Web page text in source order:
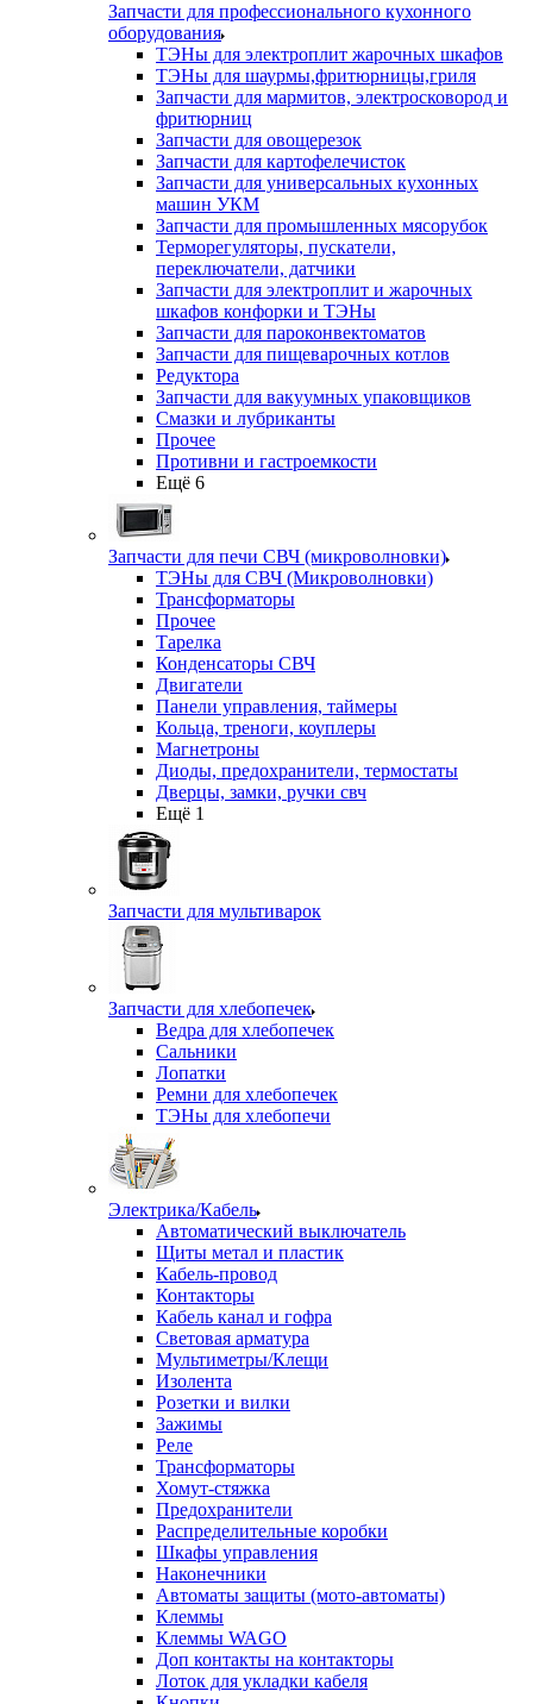
Запчасти для профессионального кухонного
оборудования
ТЭНы для электроплит жарочных шкафов
ТЭНы для шаурмы,фритюрницы,гриля
Запчасти для мармитов, электросковород и
фритюрниц
Запчасти для овощерезок
Запчасти для картофелечисток
Запчасти для универсальных кухонных
машин УКМ
Запчасти для промышленных мясорубок
Терморегуляторы, пускатели,
переключатели, датчики
Запчасти для электроплит и жарочных
шкафов конфорки и ТЭНы
Запчасти для пароконвектоматов
Запчасти для пищеварочных котлов
Редуктора
Запчасти для вакуумных упаковщиков
Смазки и лубриканты
Прочее
Противни и гастроемкости
Ещё 6
Запчасти для печи СВЧ (микроволновки)
ТЭНы для СВЧ (Микроволновки)
Трансформаторы
Прочее
Тарелка
Конденсаторы СВЧ
Двигатели
Панели управления, таймеры
Кольца, треноги, коуплеры
Магнетроны
Диоды, предохранители, термостаты
Дверцы, замки, ручки свч
Ещё 1
Запчасти для мультиварок
Запчасти для хлебопечек
Ведра для хлебопечек
Сальники
Лопатки
Ремни для хлебопечек
ТЭНы для хлебопечи
Электрика/Кабель
Автоматический выключатель
Щиты метал и пластик
Кабель-провод
Контакторы
Кабель канал и гофра
Световая арматура
Мультиметры/Клещи
Изолента
Розетки и вилки
Зажимы
Реле
Трансформаторы
Хомут-стяжка
Предохранители
Распределительные коробки
Шкафы управления
Наконечники
Автоматы защиты (мото-автоматы)
Клеммы
Клеммы WAGO
Доп контакты на контакторы
Лоток для укладки кабеля